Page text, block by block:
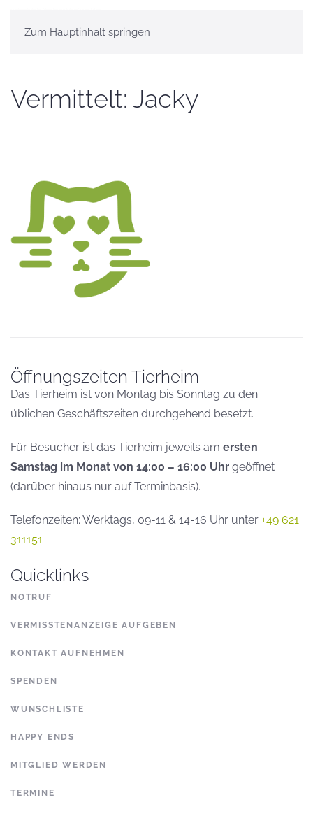
Zum Hauptinhalt springen
Vermittelt: Jacky
Öffnungszeiten Tierheim
Das Tierheim ist von Montag bis Sonntag zu den
üblichen Geschäftszeiten durchgehend besetzt.
Für Besucher ist das Tierheim jeweils am ersten
Samstag im Monat von 14:00 – 16:00 Uhr geöffnet
(darüber hinaus nur auf Terminbasis).
Telefonzeiten: Werktags, 09-11 & 14-16 Uhr unter +49 621
311151
Quicklinks
NOTRUF
VERMISSTENANZEIGE AUFGEBEN
KONTAKT AUFNEHMEN
SPENDEN
WUNSCHLISTE
HAPPY ENDS
MITGLIED WERDEN
TERMINE